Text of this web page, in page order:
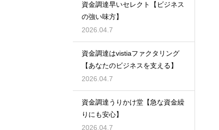
資金調達早いセレクト【ビジネス
の強い味方】
2026.04.7
資金調達はvistiaファクタリング
【あなたのビジネスを支える】
2026.04.7
資金調達うりかけ堂【急な資金繰
りにも安心】
2026.04.7